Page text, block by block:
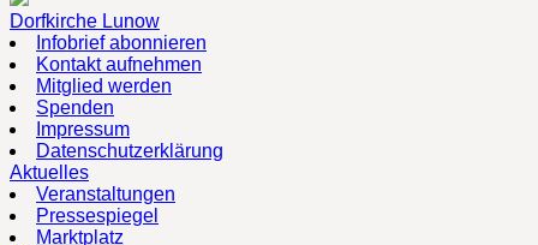
Dorfkirche Lunow
Infobrief abonnieren
Kontakt aufnehmen
Mitglied werden
Spenden
Impressum
Datenschutzerklärung
Aktuelles
Veranstaltungen
Pressespiegel
Marktplatz